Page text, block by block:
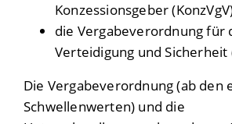
Konzessionsgeber
die Vergabeverordnung für
Verteidigung und Sicherheit
Die Vergabeverordnung (ab den
Schwellenwerten) und die